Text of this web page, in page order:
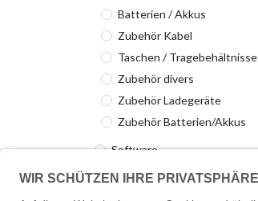
Batterien / Akkus
Zubehör Kabel
Taschen / Tragebehältnisse
Zubehör divers
Zubehör Ladegeräte
Zubehör Batterien/Akkus
Software
Server & Storage